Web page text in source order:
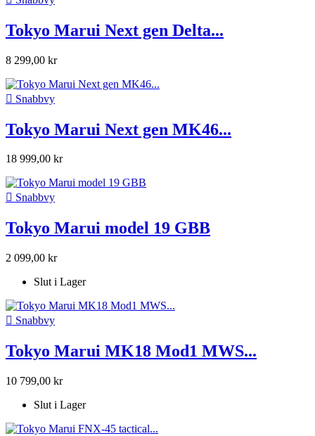
Tokyo Marui Next gen Delta...
8 299,00 kr
 Snabbvy
Tokyo Marui Next gen MK46...
18 999,00 kr
 Snabbvy
Tokyo Marui model 19 GBB
2 099,00 kr
Slut i Lager
 Snabbvy
Tokyo Marui MK18 Mod1 MWS...
10 799,00 kr
Slut i Lager